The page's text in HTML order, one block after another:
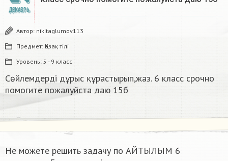
ДЕКАБРЬ
Автор: nikitaglumov113
Предмет: Қазақ тiлi
Уровень: 5 - 9 класс
Сөйлемдерді дұрыс құрастырып,жаз. 6 класс срочно
помогите пожалуйста даю 15б​
Не можете решить задачу по АЙТЫЛЫМ 6